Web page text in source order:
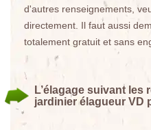
d'autres renseignements,
directement. Il faut aussi
totalement gratuit et sans
L’élagage suivant les
jardinier élagueur VD